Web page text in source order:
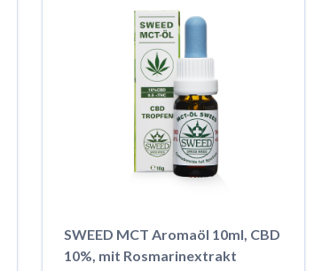
SWEED MCT Aromaöl 10ml, CBD
10%, mit Rosmarinextrakt